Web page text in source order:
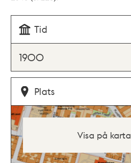
Tid
1900
Plats
Visa på karta